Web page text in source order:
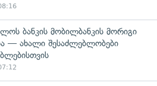
ბანკის მობილბანკის მორიგი
— ახალი შესაძლებლობები